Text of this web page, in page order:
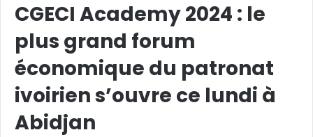
CGECI Academy 2024 : le
plus grand forum
économique du patronat
ivoirien s’ouvre ce lundi à
Abidjan